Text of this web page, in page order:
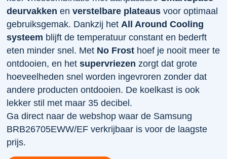
deurvakken enverstelbare plateaus voor optimaal
gebruiksgemak. Dankzij het All Around Cooling
systeem blijft de temperatuur constant en bederft
eten minder snel. Met No Frost hoef je nooit meer te
ontdooien, en hetsupervriezen zorgt dat grote
hoeveelheden snel worden ingevroren zonder dat
andere producten ontdooien. De koelkast is ook
lekker stil met maar 35 decibel.
Ga direct naar de webshop waar de Samsung
BRB26705EWW/EF verkrijbaar is voor de laagste
prijs.